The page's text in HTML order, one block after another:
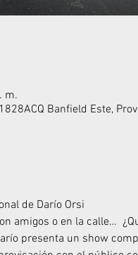
m.
Banfield Este,
de Darío Orsi
amigos o en la calle…
presenta un show